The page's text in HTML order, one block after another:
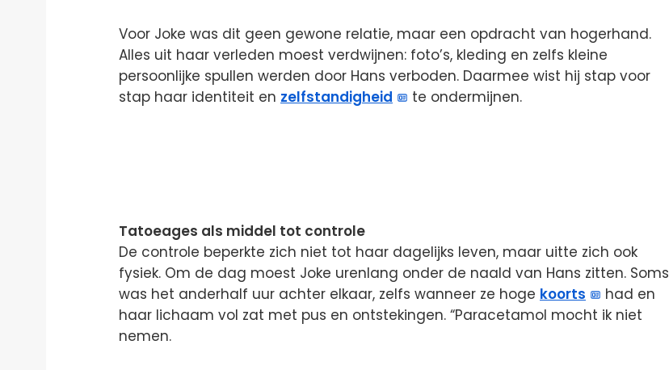
Voor Joke was dit geen gewone relatie, maar een opdracht van hogerhand.
Alles uit haar verleden moest verdwijnen: foto’s, kleding en zelfs kleine
persoonlijke spullen werden door Hans verboden. Daarmee wist hij stap voor
stap haar identiteit en zelfstandigheid te ondermijnen.
Tatoeages als middel tot controle
De controle beperkte zich niet tot haar dagelijks leven, maar uitte zich ook
fysiek. Om de dag moest Joke urenlang onder de naald van Hans zitten. Soms
was het anderhalf uur achter elkaar, zelfs wanneer ze hoge koorts
had en
haar lichaam vol zat met pus en ontstekingen. “Paracetamol mocht ik niet
nemen.